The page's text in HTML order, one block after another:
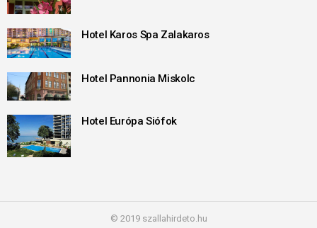
Hotel Karos Spa Zalakaros
Hotel Pannonia Miskolc
Hotel Európa Siófok
© 2019 szallahirdeto.hu